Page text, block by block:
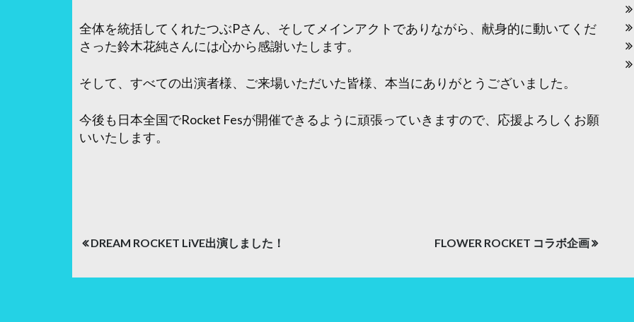
全体を統括してくれたつぶPさん、そしてメインアクトでありながら、献身的に動いてくだ
さった鈴木花純さんには心から感謝いたします。
そして、すべての出演者様、ご来場いただいた皆様、本当にありがとうございました。
今後も日本全国でRocket Fesが開催できるように頑張っていきますので、応援よろしくお願
いいたします。
投DREAM ROCKET LiVE出演しました！ FLOWER ROCKET コラボ企画